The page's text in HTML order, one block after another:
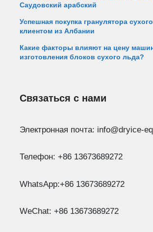
Саудовский арабский
Успешная покупка гранулятора
клиентом из Албании
Какие факторы влияют на цену
изготовления блоков сухого льда?
Связаться с нами
Электронная почта: info@dryice-
Телефон: +86 13673689272
WhatsApp:+86 13673689272
WeChat: +86 13673689272